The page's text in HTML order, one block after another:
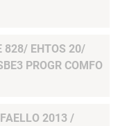
828/ EHTOS 20/
PROGR COMFO
2013 /